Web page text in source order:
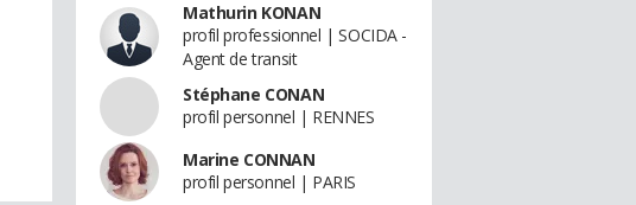
Mathurin KONAN
profil professionnel | SOCIDA -
Agent de transit
Stéphane CONAN
profil personnel | RENNES
Marine CONNAN
profil personnel | PARIS